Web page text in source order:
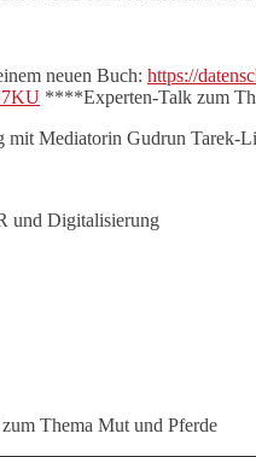
neuen Buch: https://
****Experten-Talk zum
mit Mediatorin Gudrun Tarek-
und Digitalisierung
Thema Mut und Pferde